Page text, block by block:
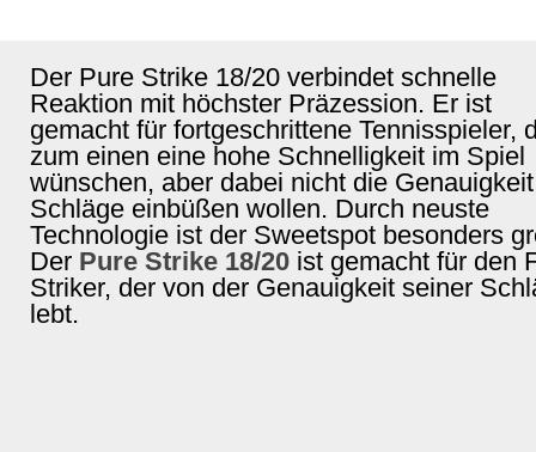
Der Pure Strike 18/20 verbindet schnelle
Reaktion mit höchster Präzession. Er ist
gemacht für fortgeschrittene Tennisspieler,
zum einen eine hohe Schnelligkeit im Spiel
wünschen, aber dabei nicht die
Schläge einbüßen wollen. Durch neuste
Technologie ist der Sweetspot besonders
Der Pure Strike 18/20 ist gemacht für den
Striker, der von der Genauigkeit seiner
lebt.